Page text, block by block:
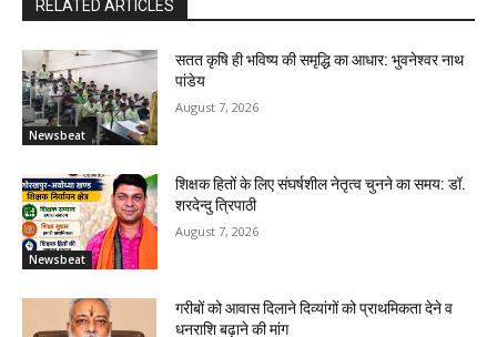
RELATED ARTICLES
Newsbeat
सतत कृषि ही भविष्य की समृद्धि का आधार: भुवनेश्वर नाथ
पांडेय
August 7, 2026
Newsbeat
शिक्षक हितों के लिए संघर्षशील नेतृत्व चुनने का समय: डॉ.
शरदेन्दु त्रिपाठी
August 7, 2026
गरीबों को आवास दिलाने दिव्यांगों को प्राथमिकता देने व
धनराशि बढ़ाने की मांग